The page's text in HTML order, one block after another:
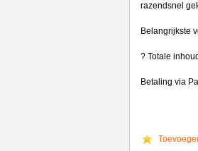
razendsnel
Belangrijkste
? Totale
Betaling via